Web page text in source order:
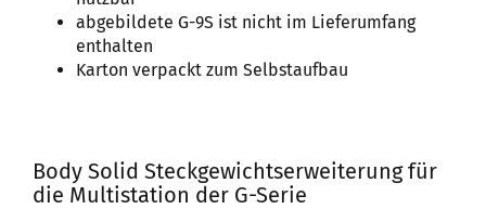
abgebildete G-9S ist nicht im Lieferumfang
enthalten
Karton verpackt zum Selbstaufbau
Body Solid Steckgewichtserweiterung für
die Multistation der G-Serie